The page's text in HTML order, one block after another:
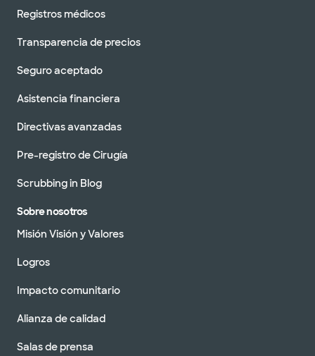
Registros médicos
Transparencia de precios
Seguro aceptado
Asistencia financiera
Directivas avanzadas
Pre-registro de Cirugía
Scrubbing in Blog
Sobre nosotros
Misión Visión y Valores
Logros
Impacto comunitario
Alianza de calidad
Salas de prensa